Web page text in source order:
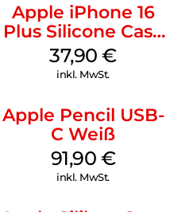
Apple iPhone 16
Plus Silicone Case
MagSafe Lake
Green
37,90€
inkl. MwSt.
Apple Pencil USB-
C Weiß
91,90 €
inkl. MwSt.